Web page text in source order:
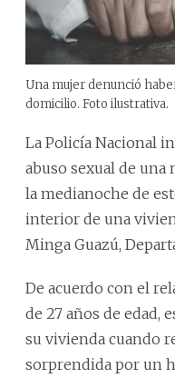
Una mujer denunció
domicilio. Foto ilustrativa.
La Policía Nacional
abuso sexual de una
la medianoche de
interior de una
Minga Guazú,
De acuerdo con el
de 27 años de edad,
su vivienda cuando
sorprendida por un